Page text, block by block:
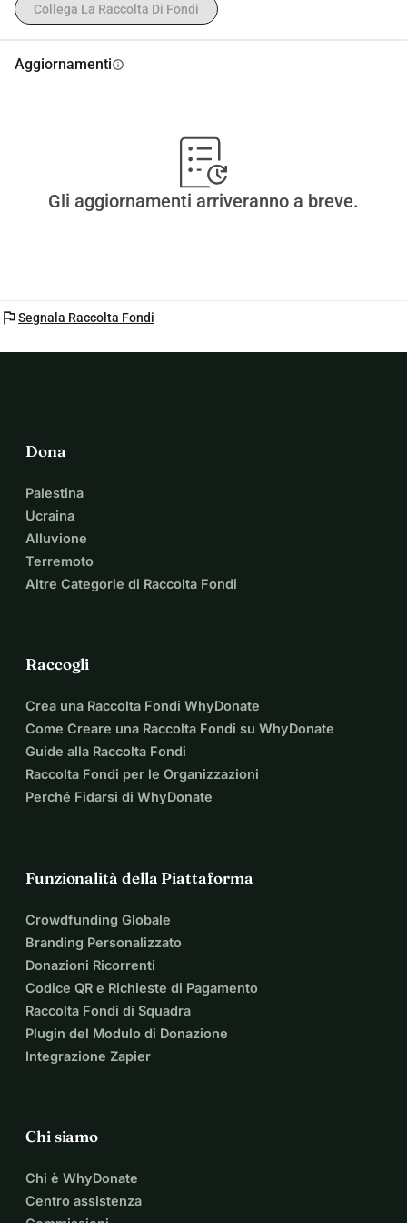
Collega La Raccolta Di Fondi
Aggiornamentiinfo
Gli aggiornamenti arriveranno a breve.
flagSegnala Raccolta Fondi
Dona
Palestina
Ucraina
Alluvione
Terremoto
Altre Categorie di Raccolta Fondi
Raccogli
Crea una Raccolta Fondi WhyDonate
Come Creare una Raccolta Fondi su WhyDonate
Guide alla Raccolta Fondi
Raccolta Fondi per le Organizzazioni
Perché Fidarsi di WhyDonate
Funzionalità della Piattaforma
Crowdfunding Globale
Branding Personalizzato
Donazioni Ricorrenti
Codice QR e Richieste di Pagamento
Raccolta Fondi di Squadra
Plugin del Modulo di Donazione
Integrazione Zapier
Chi siamo
Chi è WhyDonate
Centro assistenza